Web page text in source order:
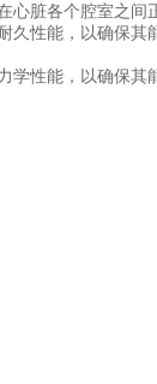
脏各个腔室之间
久性能，以确保其
性能，以确保其